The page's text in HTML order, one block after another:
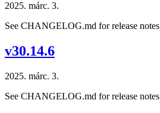
2025. márc. 3.
See CHANGELOG.md for release notes
v30.14.6
2025. márc. 3.
See CHANGELOG.md for release notes